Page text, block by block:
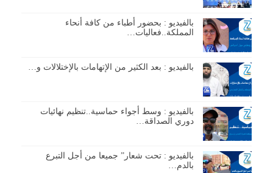
بالفيديو : بحضور أطباء من كافة أنحاء
المملكة..فعاليات…
بالفيديو : بعد الكثير من الإتهامات بالإختلالات و…
بالفيديو : وسط أجواء حماسية..تنظيم نهائيات
دوري الصداقة…
بالفيديو : تحت شعار” جميعا من أجل التبرع
بالدم…